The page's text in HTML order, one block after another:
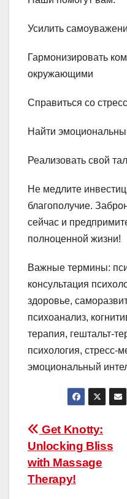
Усилить
Гармонизировать
окружающими
Справиться со
Найти
Реализовать свой
Не медлите
благополучие.
сейчас и
полноценной жизни!
Важные термины:
консультация
здоровье,
психоанализ,
терапия, гештальт-
психология, стресс-
эмоциональный
Post
navigation
Get Knotty:
Unlocking Bliss
with Massage
Therapy!